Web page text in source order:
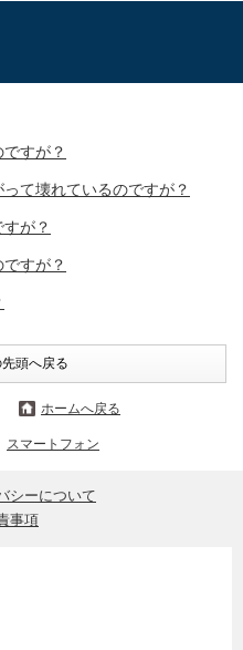
すが？
て壊れているのですが？
が？
すが？
頭へ戻る
ホームへ戻る
スマートフォン
シーについて
事項